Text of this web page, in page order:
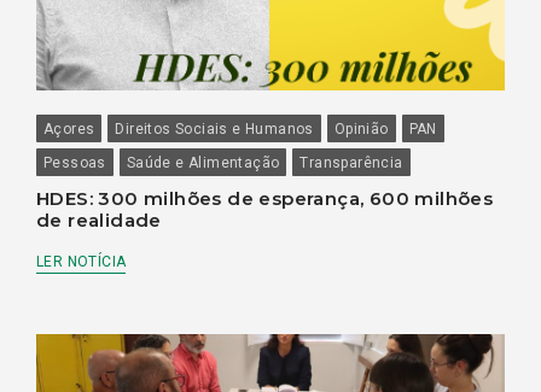
Açores Direitos Sociais e Humanos Opinião
PAN
Pessoas
Saúde e Alimentação Transparência
HDES: 300 milhões de esperança, 600 milhões
de realidade
LER NOTÍCIA